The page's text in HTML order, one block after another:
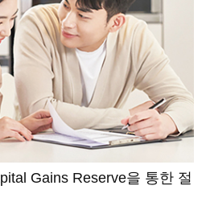
Gains Reserve을 통한 절